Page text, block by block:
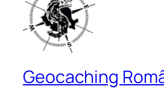
Geocaching